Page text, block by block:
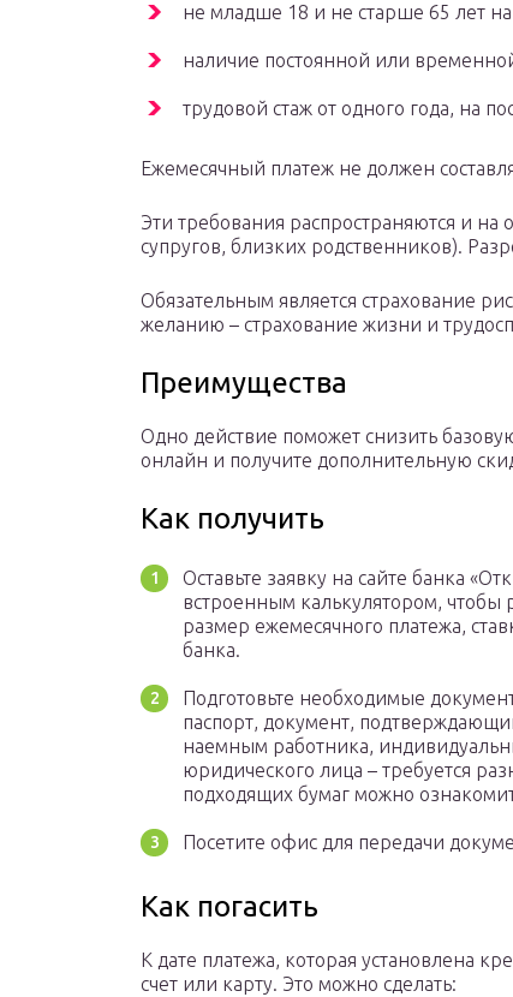
не младше 18 и не старше 65 лет
наличие постоянной или
трудовой стаж от одного года, на
Ежемесячный платеж не должен
Эти требования распространяются и
супругов, близких родственников).
Обязательным является страхование
желанию – страхование жизни и
Преимущества
Одно действие поможет снизить
онлайн и получите дополнительную
Как получить
Оставьте заявку на сайте банка
встроенным калькулятором, чтобы
размер ежемесячного платежа,
банка.
Подготовьте необходимые
паспорт, документ,
наемным работника,
юридического лица – требуется
подходящих бумаг можно
Посетите офис для передачи
Как погасить
К дате платежа, которая установлена
счет или карту. Это можно сделать: